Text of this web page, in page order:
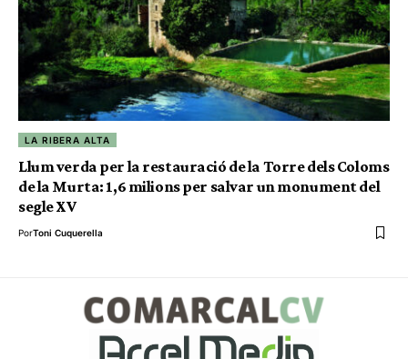
LA RIBERA ALTA
Llum verda per la restauració de la Torre dels Coloms
de la Murta: 1,6 milions per salvar un monument del
segle XV
PorToni Cuquerella